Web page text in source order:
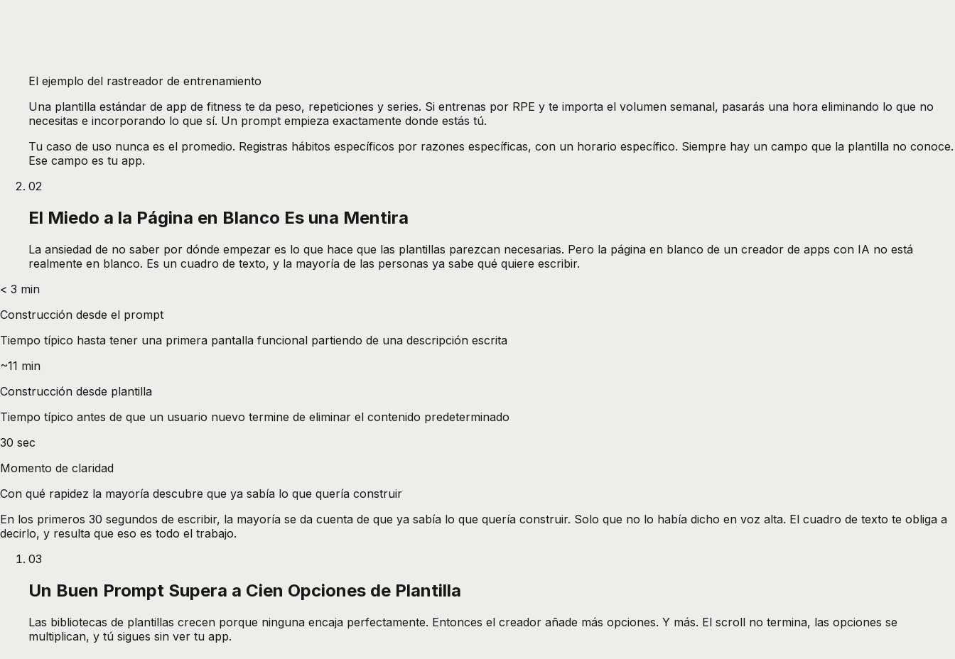
El ejemplo del rastreador de entrenamiento
Una plantilla estándar de app de fitness te da peso, repeticiones y series. Si entrenas por RPE y te importa el volumen semanal, pasarás una hora eliminando lo que no
necesitas e incorporando lo que sí. Un prompt empieza exactamente donde estás tú.
Tu caso de uso nunca es el promedio. Registras hábitos específicos por razones específicas, con un horario específico. Siempre hay un campo que la plantilla no conoce.
Ese campo es tu app.
02
El Miedo a la Página en Blanco Es una Mentira
La ansiedad de no saber por dónde empezar es lo que hace que las plantillas parezcan necesarias. Pero la página en blanco de un creador de apps con IA no está
realmente en blanco. Es un cuadro de texto, y la mayoría de las personas ya sabe qué quiere escribir.
< 3 min
Construcción desde el prompt
Tiempo típico hasta tener una primera pantalla funcional partiendo de una descripción escrita
~11 min
Construcción desde plantilla
Tiempo típico antes de que un usuario nuevo termine de eliminar el contenido predeterminado
30 sec
Momento de claridad
Con qué rapidez la mayoría descubre que ya sabía lo que quería construir
En los primeros 30 segundos de escribir, la mayoría se da cuenta de que ya sabía lo que quería construir. Solo que no lo había dicho en voz alta. El cuadro de texto te obliga a
decirlo, y resulta que eso es todo el trabajo.
03
Un Buen Prompt Supera a Cien Opciones de Plantilla
Las bibliotecas de plantillas crecen porque ninguna encaja perfectamente. Entonces el creador añade más opciones. Y más. El scroll no termina, las opciones se
multiplican, y tú sigues sin ver tu app.